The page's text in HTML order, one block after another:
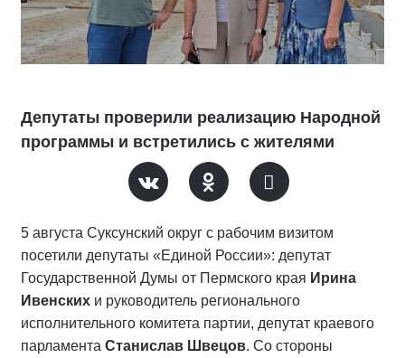
Депутаты проверили реализацию Народной
программы и встретились с жителями
5 августа Суксунский округ с рабочим визитом
посетили депутаты «Единой России»: депутат
Государственной Думы от Пермского края Ирина
Ивенских и руководитель регионального
исполнительного комитета партии, депутат краевого
парламента Станислав Швецов. Со стороны